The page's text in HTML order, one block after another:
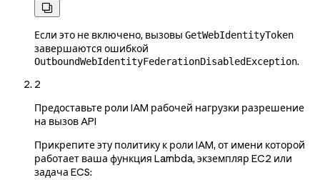

Если это не включено, вызовы GetWebIdentityToken
завершаются ошибкой
OutboundWebIdentityFederationDisabledException.
2
Предоставьте роли IAM рабочей нагрузки разрешение
на вызов API
Прикрепите эту политику к роли IAM, от имени которой
работает ваша функция Lambda, экземпляр EC2 или
задача ECS: